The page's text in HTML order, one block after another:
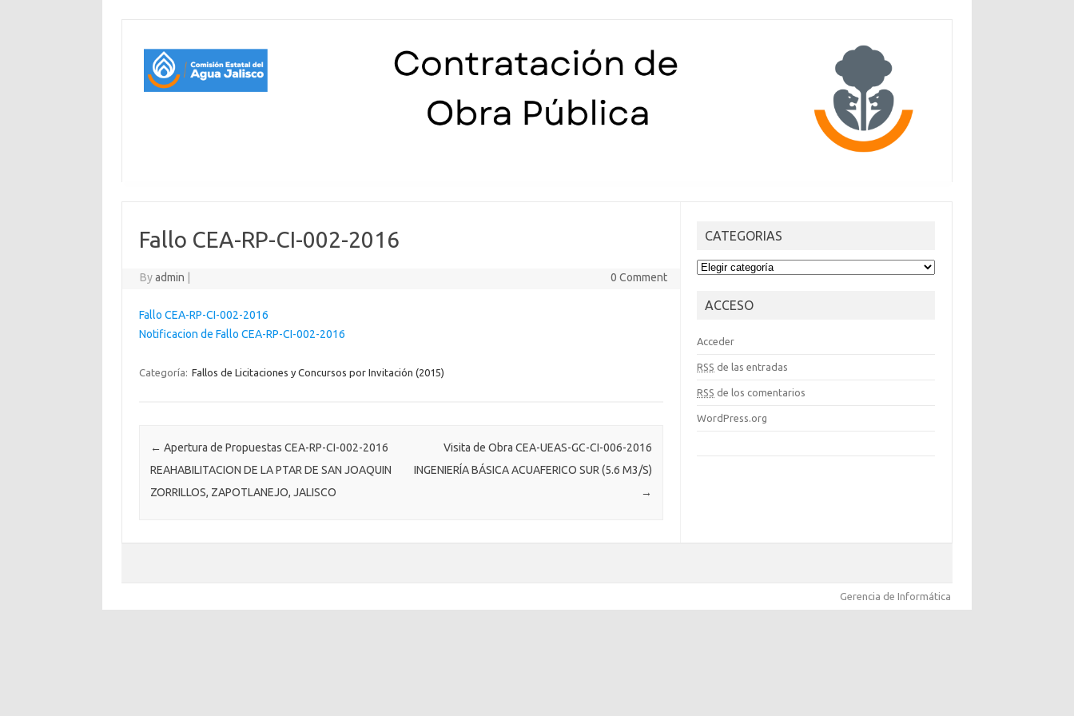
Fallo CEA-RP-CI-002-2016
Byadmin 0 Comment
Fallo CEA-RP-CI-002-2016
Notificacion de Fallo CEA-RP-CI-002-2016
Categoría: Fallos de Licitaciones y Concursos por Invitación (2015)
Post navigation
← Apertura de Propuestas CEA-RP-CI-002-2016
REAHABILITACION DE LA PTAR DE SAN JOAQUIN
ZORRILLOS, ZAPOTLANEJO, JALISCO
Visita de Obra CEA-UEAS-GC-CI-006-2016
INGENIERÍA BÁSICA ACUAFERICO SUR (5.6 M3/S)
→
CATEGORIAS
CATEGORIAS
ACCESO
Acceder
RSS de las entradas
RSS de los comentarios
WordPress.org
Gerencia de Informática